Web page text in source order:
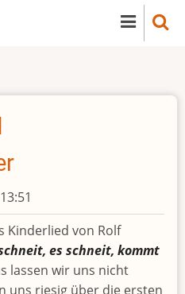
Kinderlied von Rolf
es schneit, kommt
lassen wir uns nicht
uns riesig über die ersten